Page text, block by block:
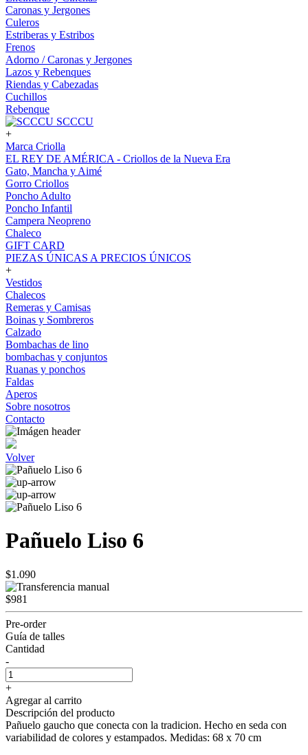
Caronas y Jergones
Culeros
Estriberas y Estribos
Frenos
Adorno / Caronas y Jergones
Lazos y Rebenques
Riendas y Cabezadas
Cuchillos
Rebenque
SCCCU
+
Marca Criolla
EL REY DE AMÉRICA - Criollos de la Nueva Era
Gato, Mancha y Aimé
Gorro Criollos
Poncho Adulto
Poncho Infantil
Campera Neopreno
Chaleco
GIFT CARD
PIEZAS ÚNICAS A PRECIOS ÚNICOS
+
Vestidos
Chalecos
Remeras y Camisas
Boinas y Sombreros
Calzado
Bombachas de lino
bombachas y conjuntos
Ruanas y ponchos
Faldas
Aperos
Sobre nosotros
Contacto
Volver
Pañuelo Liso 6
$1.090
$981
Pre-order
Guía de talles
Cantidad
-
+
Agregar al carrito
Descripción del producto
Pañuelo gaucho que conecta con la tradicion. Hecho en seda con
variabilidad de colores y estampados. Medidas: 68 x 70 cm